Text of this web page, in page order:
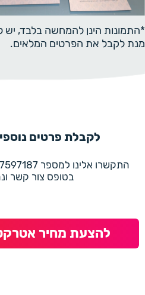
*התמונות הינן להמחשה בלבד, יש
מנת לקבל את הפרטים המלאים.
לקבלת פרטים
בטופס צור קשר
להצעת מחיר